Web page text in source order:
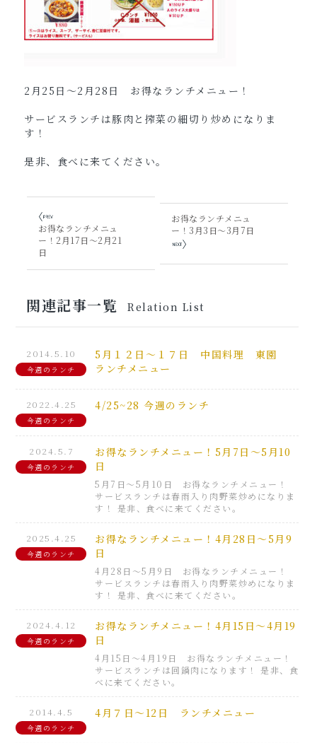
2月25日～2月28日 お得なランチメニュー！
サービスランチは豚肉と搾菜の細切り炒めになりま
す！
是非、食べに来てください。
お得なランチメニュ
ー！2月17日～2月21
日
お得なランチメニュ
ー！3月3日～3月7日
関連記事一覧 Relation List
2014.5.10
今週のランチ
5月１２日～１７日 中国料理 東園
ランチメニュー
2022.4.25
今週のランチ
4/25~28 今週のランチ
2024.5.7
今週のランチ
お得なランチメニュー！5月7日～5月10
日
5月7日～5月10日 お得なランチメニュー！
サービスランチは春雨入り肉野菜炒めになりま
す！ 是非、食べに来てください。
2025.4.25
今週のランチ
お得なランチメニュー！4月28日～5月9
日
4月28日～5月9日 お得なランチメニュー！
サービスランチは春雨入り肉野菜炒めになりま
す！ 是非、食べに来てください。
2024.4.12
今週のランチ
お得なランチメニュー！4月15日～4月19
日
4月15日～4月19日 お得なランチメニュー！
サービスランチは回鍋肉になります！ 是非、食
べに来てください。
2014.4.5
今週のランチ
4月７日～12日 ランチメニュー